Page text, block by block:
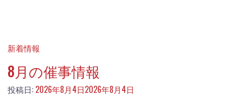
新着情報
8月の催事情報
投稿日: 2026年8月4日2026年8月4日